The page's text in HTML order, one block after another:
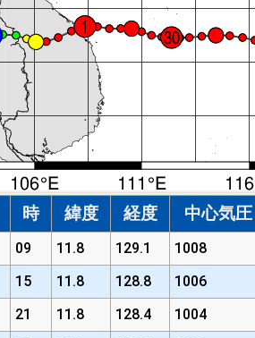
時 緯度 経度 中心気
09 11.8 129.1
1008
15 11.8 128.8
1006
21 11.8 128.4
1004